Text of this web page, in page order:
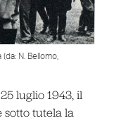
N. Bellomo,
luglio 1943, il
sotto tutela la